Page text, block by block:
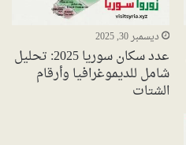
ديسمبر 30, 2025
عدد سكان سوريا 2025: تحليل
شامل للديموغرافيا وأرقام
الشتات